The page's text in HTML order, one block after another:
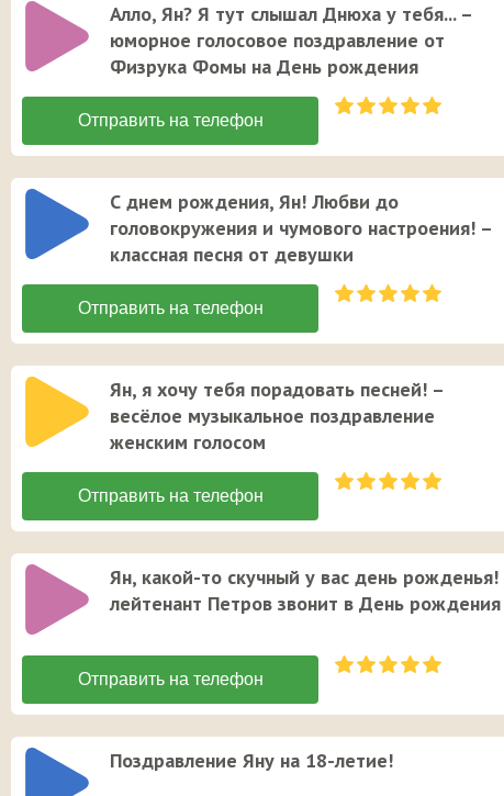
Алло, Ян? Я тут слышал Днюха у тебя... –
юморное голосовое поздравление от
Физрука Фомы на День рождения
С днем рождения, Ян! Любви до
головокружения и чумового настроения! –
классная песня от девушки
Ян, я хочу тебя порадовать песней! –
весёлое музыкальное поздравление
женским голосом
Ян, какой-то скучный у вас день рожденья!
лейтенант Петров звонит в День рождения
Поздравление Яну на 18-летие!